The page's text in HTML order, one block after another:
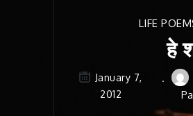
LIFE
हे
January 7,
2012